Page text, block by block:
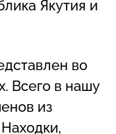
Якутия и
во
Всего в нашу
из